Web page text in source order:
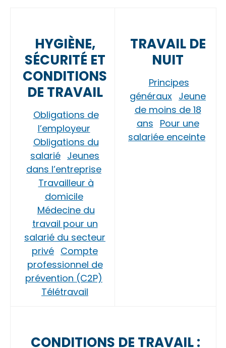
HYGIÈNE,
SÉCURITÉ ET
CONDITIONS
DE TRAVAIL
Obligations de
l’employeur
Obligations du
salarié Jeunes
dans l’entreprise
Travailleur à
domicile
Médecine du
travail pour un
salarié du secteur
privé Compte
professionnel de
prévention (C2P)
Télétravail
TRAVAIL DE
NUIT
Principes
généraux Jeune
de moins de 18
ans Pour une
salariée enceinte
CONDITIONS DE TRAVAIL :